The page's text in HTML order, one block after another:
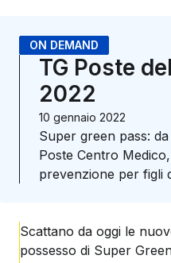
ON DEMAND
TG Poste
2022
10 gennaio 2022
Super green pass:
Poste Centro
prevenzione per figli
Scattano da oggi le
possesso di Super